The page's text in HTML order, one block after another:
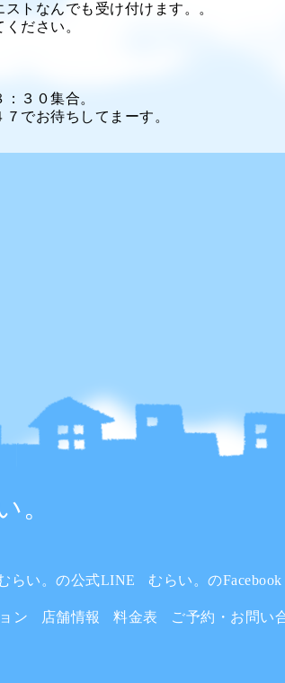
トなんでも受け付けます。。
ださい。
３０集合。
でお待ちしてまーす。
。
らい。の公式LINE むらい。のFacebook
ン 店舗情報 料金表 ご予約・お問い